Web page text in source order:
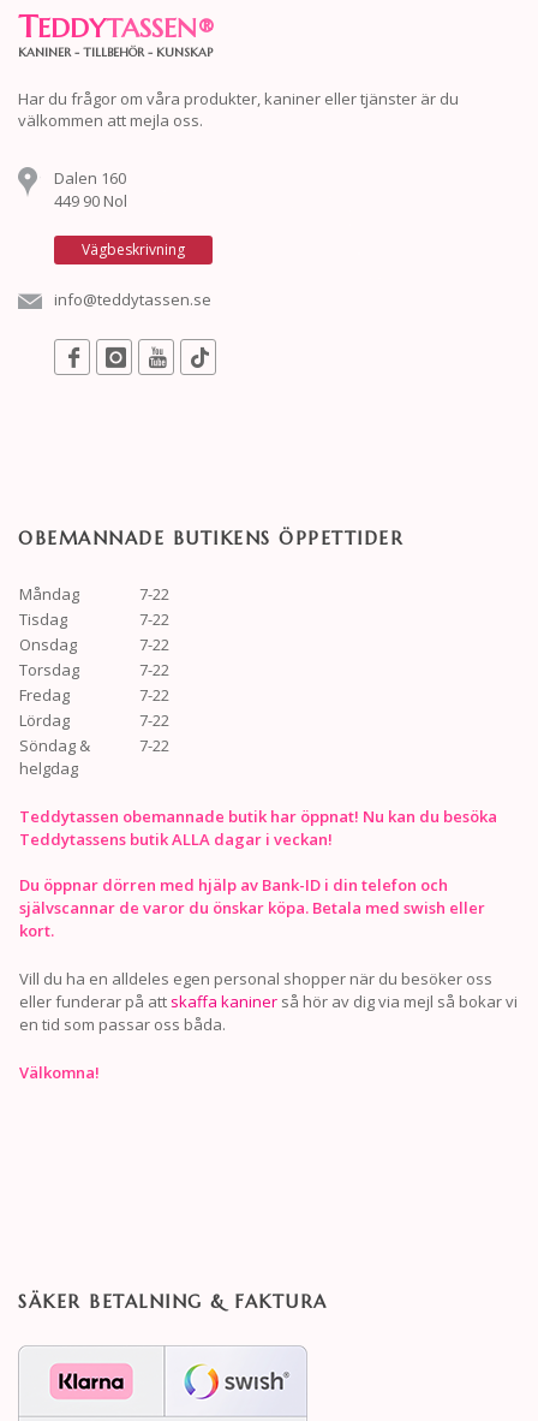
TEDDYTASSEN®
KANINER - TILLBEHÖR - KUNSKAP
Har du frågor om våra produkter, kaniner eller tjänster är du
välkommen att mejla oss.
Dalen 160
449 90 Nol
Vägbeskrivning
info@teddytassen.se
OBEMANNADE BUTIKENS ÖPPETTIDER
Måndag
7-22
Tisdag
7-22
Onsdag
7-22
Torsdag
7-22
Fredag
7-22
Lördag
7-22
Söndag &
helgdag
7-22
Teddytassen obemannade butik har öppnat! Nu kan du besöka
Teddytassens butik ALLA dagar i veckan!
Du öppnar dörren med hjälp av Bank-ID i din telefon och
självscannar de varor du önskar köpa. Betala med swish eller
kort.
Vill du ha en alldeles egen personal shopper när du besöker oss
eller funderar på att skaffa kaniner så hör av dig via mejl så bokar vi
en tid som passar oss båda.
Välkomna!
SÄKER BETALNING & FAKTURA